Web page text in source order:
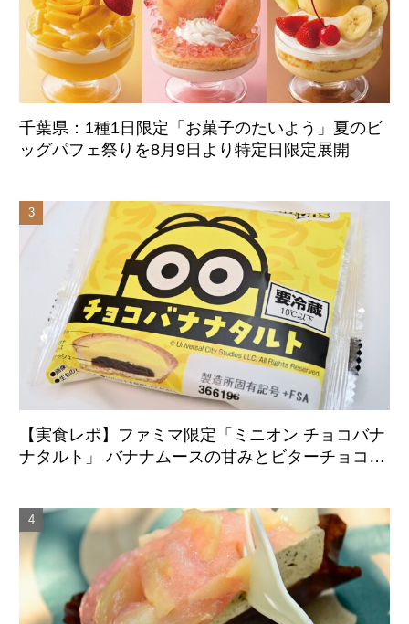
千葉県：1種1日限定「お菓子のたいよう」夏のビ
ッグパフェ祭りを8月9日より特定日限定展開
【実食レポ】ファミマ限定「ミニオン チョコバナ
ナタルト」 バナナムースの甘みとビターチョコが